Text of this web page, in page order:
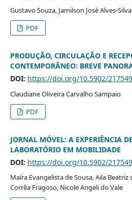
Gustavo Souza, Jamilson José Alves-Silva
PDF
PRODUÇÃO, CIRCULAÇÃO E
CONTEMPORÂNEO: BREVE
DOI: https://doi.org/10.5902/
Claudiane Oliveira Carvalho Sampaio
PDF
JORNAL MÓVEL: A EXPERIÊNCIA
LABORATÓRIO EM MOBILIDADE
DOI: https://doi.org/10.5902/
Maíra Evangelista de Sousa, Aila
Corrêa Fragoso, Nicole Angeli do Vale